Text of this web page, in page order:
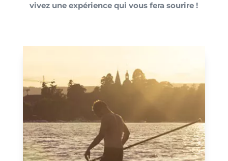
vivez une expérience qui vous fera sourire !